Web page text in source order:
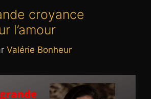
croyance
l’amour
Valérie Bonheur